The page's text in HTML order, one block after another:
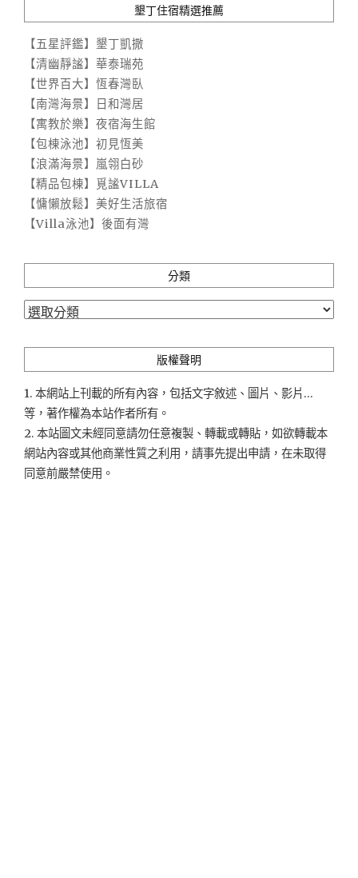
墾丁住宿精選推薦
【五星評鑑】墾丁凱撒
【清幽靜謐】華泰瑞苑
【世界百大】恆春灣臥
【南灣海景】日和灣居
【寓教於樂】夜宿海生館
【包棟泳池】初見恆美
【浪滿海景】嵐翎白砂
【精品包棟】覓謐VILLA
【慵懶放鬆】美好生活旅宿
【Villa泳池】後面有灣
分類
分
版權聲明
1. 本網站上刊載的所有內容，包括文字敘述、圖片、影片...
等，著作權為本站作者所有。
2. 本站圖文未經同意請勿任意複製、轉載或轉貼，如欲轉載本
網站內容或其他商業性質之利用，請事先提出申請，在未取得
同意前嚴禁使用。